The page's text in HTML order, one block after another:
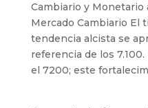
Cambiario y
Mercado Cambiario El
tendencia alcista se
referencia de los
el 7200; este